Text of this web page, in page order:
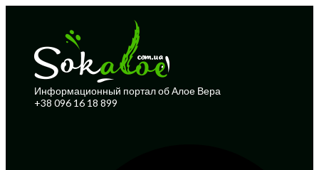
Информационный портал об Алое Вера
+38 096 16 18 899